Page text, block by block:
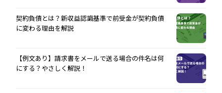
契約負債とは？新収益認識基準で前受金が契約負債
に変わる理由を解説
【例文あり】請求書をメールで送る場合の件名は何
にする？やさしく解説！